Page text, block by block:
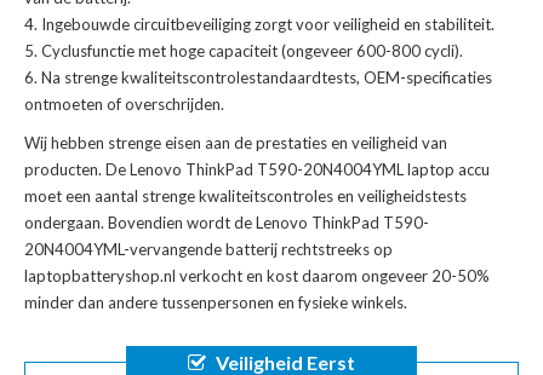
Ingebouwde circuitbeveiliging zorgt voor veiligheid en stabiliteit.
Cyclusfunctie met hoge capaciteit (ongeveer 600-800 cycli).
Na strenge kwaliteitscontrolestandaardtests, OEM-specificaties
ontmoeten of overschrijden.
Wij hebben strenge eisen aan de prestaties en veiligheid van
producten. DeLenovo ThinkPad T590-20N4004YML laptop accu
moet een aantal strenge kwaliteitscontroles en veiligheidstests
ondergaan. Bovendien wordt deLenovo ThinkPad T590-
20N4004YML-vervangende batterijrechtstreeks op
laptopbatteryshop.nl verkocht en kost daarom ongeveer 20-50%
minder dan andere tussenpersonen en fysieke winkels.
Veiligheid Eerst